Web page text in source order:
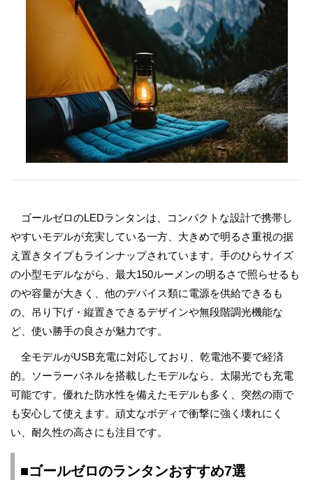
ゴールゼロのLEDランタンは、コンパクトな設計で携帯し
やすいモデルが充実している一方、大きめで明るさ重視の据
え置きタイプもラインナップされています。手のひらサイズ
の小型モデルながら、最大150ルーメンの明るさで照らせるも
のや容量が大きく、他のデバイス類に電源を供給できるも
の、吊り下げ・縦置きできるデザインや無段階調光機能な
ど、使い勝手の良さが魅力です。
全モデルがUSB充電に対応しており、乾電池不要で経済
的。ソーラーパネルを搭載したモデルなら、太陽光でも充電
可能です。優れた防水性を備えたモデルも多く、突然の雨で
も安心して使えます。頑丈なボディで衝撃に強く壊れにく
い、耐久性の高さにも注目です。
■ゴールゼロのランタンおすすめ7選